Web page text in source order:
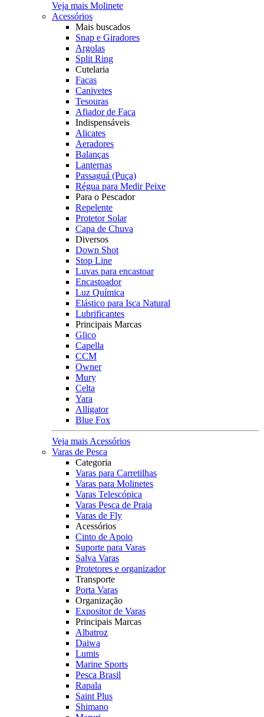
Veja mais Molinete
Acessórios
Mais buscados
Snap e Giradores
Argolas
Split Ring
Cutelaria
Facas
Canivetes
Tesouras
Afiador de Faca
Indispensáveis
Alicates
Aeradores
Balanças
Lanternas
Passaguá (Puça)
Régua para Medir Peixe
Para o Pescador
Repelente
Protetor Solar
Capa de Chuva
Diversos
Down Shot
Stop Line
Luvas para encastoar
Encastoador
Luz Química
Elástico para Isca Natural
Lubrificantes
Principais Marcas
Glico
Capella
CCM
Owner
Mury
Celta
Yara
Alligator
Blue Fox
Veja mais Acessórios
Varas de Pesca
Categoria
Varas para Carretilhas
Varas para Molinetes
Varas Telescópica
Varas Pesca de Praia
Varas de Fly
Acessórios
Cinto de Apoio
Suporte para Varas
Salva Varas
Protetores e organizador
Transporte
Porta Varas
Organização
Expositor de Varas
Principais Marcas
Albatroz
Daiwa
Lumis
Marine Sports
Pesca Brasil
Rapala
Saint Plus
Shimano